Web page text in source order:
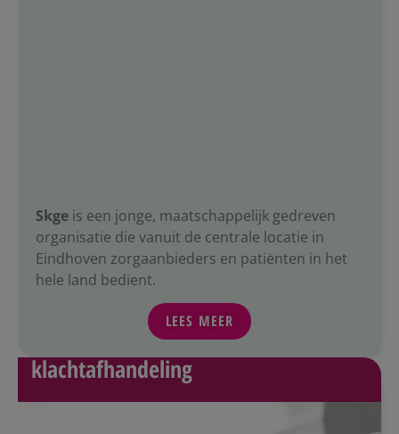
Skge is een jonge, maatschappelijk gedreven
organisatie die vanuit de centrale locatie in
Eindhoven zorgaanbieders en patiënten in het
hele land bedient.
LEES MEER
klachtafhandeling